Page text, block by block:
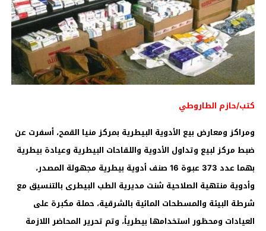
كتب/حازم الطاروطي
ومراكز ومعارض بيع الأدوية البيطرية بمركز منيا القمح، أسفرت عن
ضبط مركز لبيع وتداول الأدوية واللقاحات البيطرية وعيادة بيطرية
بهما عدد 373 عبوة 16 صنف أدوية بيطرية مجهولة المصدر،
وأدوية منتهية الصلاحية شنت مديرية الطب البيطرى بالتنسيق مع
شرطة البيئة والمسطحات المائية بالشرقية، حملة مكبرة على
العيادات ومحظور استخدامها بيطرياً، وتم تحرير المحاضر اللازمة